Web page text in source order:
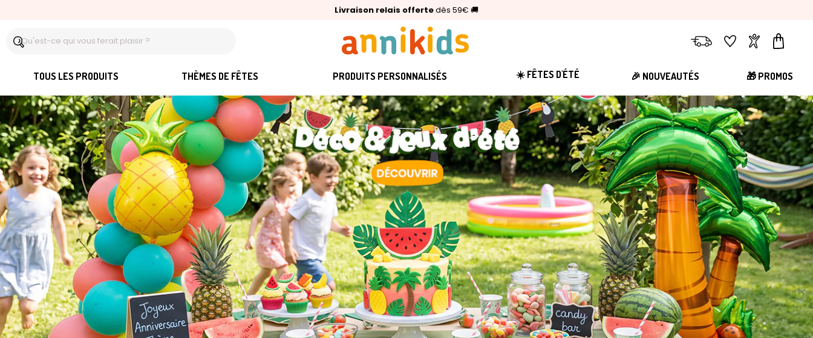
Livraison relais offertedès 59€ 🚚
🥇Palmarès Capital 2025 :Annikids N°1
⭐⭐⭐⭐⭐4,6/5(24 000 avis clients)
LivraisonFavorisComptePanier
TOUS LES PRODUITS THÈMES DE FÊTES PRODUITS PERSONNALISÉS ☀️ FÊTES D'ÉTÉ 🎉 NOUVEAUTÉS 🎁 PROMOS